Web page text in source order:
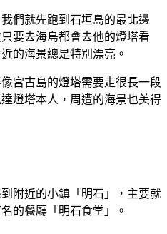
們就先跑到石垣島的最北邊
要去海島都會去他的燈塔看
的海景總是特別漂亮。
宮古島的燈塔需要走很長一段
燈塔本人，周遭的海景也美得
附近的小鎮「明石」，主要就
的餐廳「明石食堂」。